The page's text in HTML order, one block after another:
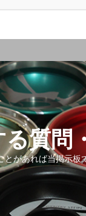
質問
があれば当掲示